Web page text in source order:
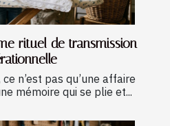
rituel de transmission
n’est pas qu’une affaire
mémoire qui se plie et...